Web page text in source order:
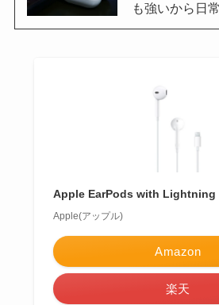
も強いから日
Apple EarPods with Lightning
Apple(アップル)
Amazon
楽天